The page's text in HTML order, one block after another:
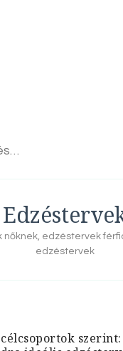
nőknek, edzéstervek
edzéstervek